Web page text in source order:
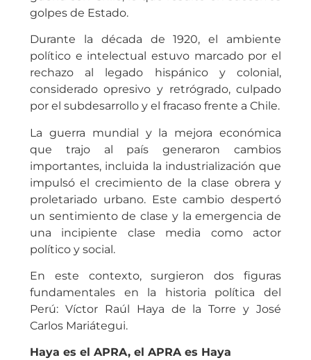
golpes de Estado.
Durante la década de 1920, el ambiente
político e intelectual estuvo marcado por el
rechazo al legado hispánico y colonial,
considerado opresivo y retrógrado, culpado
por el subdesarrollo y el fracaso frente a Chile.
La guerra mundial y la mejora económica
que trajo al país generaron cambios
importantes, incluida la industrialización que
impulsó el crecimiento de la clase obrera y
proletariado urbano. Este cambio despertó
un sentimiento de clase y la emergencia de
una incipiente clase media como actor
político y social.
En este contexto, surgieron dos figuras
fundamentales en la historia política del
Perú: Víctor Raúl Haya de la Torre y José
Carlos Mariátegui.
Haya es el APRA, el APRA es Haya